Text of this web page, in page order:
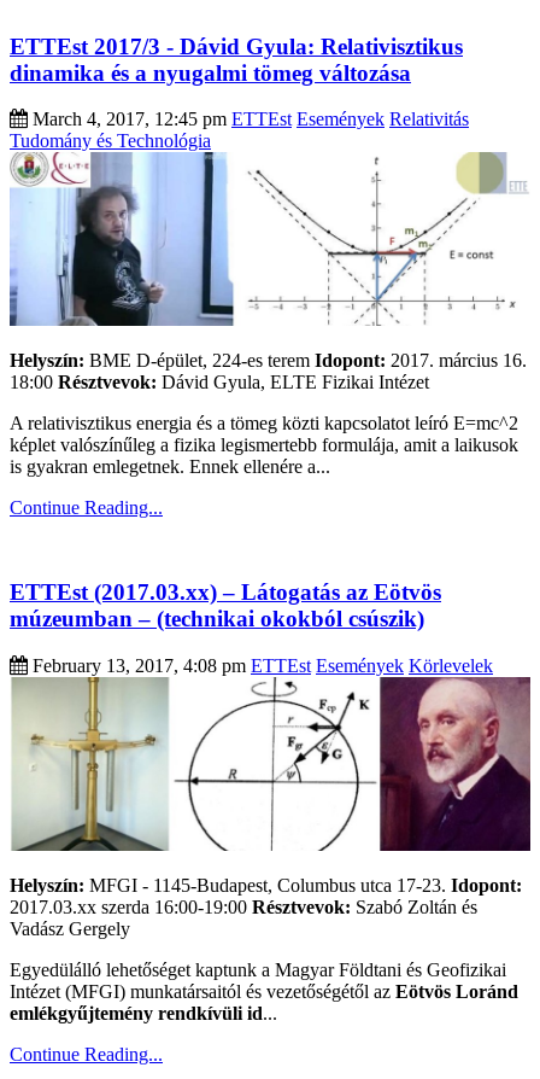
ETTEst 2017/3 - Dávid Gyula: Relativisztikus
dinamika és a nyugalmi tömeg változása
March 4, 2017, 12:45 pm ETTEst Események Relativitás
Tudomány és Technológia
Helyszín: BME D-épület, 224-es terem Idopont: 2017. március 16.
18:00 Résztvevok: Dávid Gyula, ELTE Fizikai Intézet
A relativisztikus energia és a tömeg közti kapcsolatot leíró E=mc^2
képlet valószínűleg a fizika legismertebb formulája, amit a laikusok
is gyakran emlegetnek. Ennek ellenére a...
Continue Reading...
ETTEst (2017.03.xx) – Látogatás az Eötvös
múzeumban – (technikai okokból csúszik)
February 13, 2017, 4:08 pm ETTEst Események Körlevelek
Helyszín: MFGI - 1145-Budapest, Columbus utca 17-23. Idopont:
2017.03.xx szerda 16:00-19:00 Résztvevok: Szabó Zoltán és
Vadász Gergely
Egyedülálló lehetőséget kaptunk a Magyar Földtani és Geofizikai
Intézet (MFGI) munkatársaitól és vezetőségétől az Eötvös Loránd
emlékgyűjtemény rendkívüli id...
Continue Reading...